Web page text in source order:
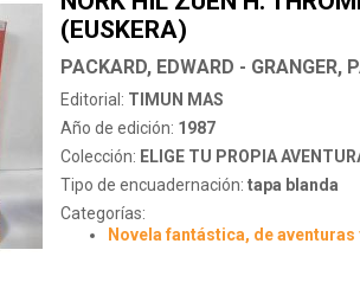
(EUSKERA)
PACKARD, EDWARD - GRANGER,
Editorial: TIMUN MAS
Año de edición: 1987
Colección: ELIGE TU PROPIA
Tipo de encuadernación: tapa blanda
Categorías:
Novela fantástica, de aventuras